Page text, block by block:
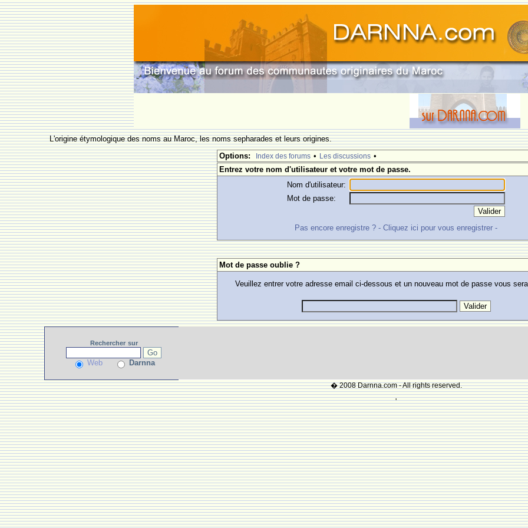
L'origine étymologique des noms au Maroc, les noms sepharades et leurs origines.
Options:
Index des forums • Les discussions •
Entrez votre nom d'utilisateur et votre mot de passe.
Nom d'utilisateur:
Mot de passe:
Pas encore enregistre ? - Cliquez ici pour vous enregistrer -
Mot de passe oublie ?
Veuillez entrer votre adresse email ci-dessous et un nouveau mot de passe vous
Rechercher sur
Web Darnna
� 2008 Darnna.com - All rights reserved.
'